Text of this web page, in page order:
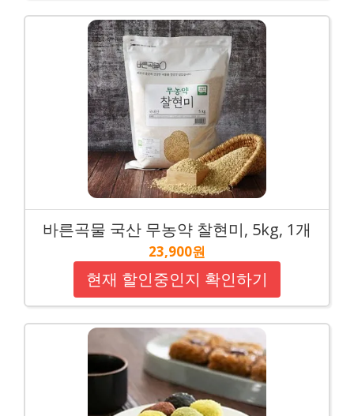
바른곡물 국산 무농약 찰현미, 5kg, 1개
23,900원
현재 할인중인지 확인하기